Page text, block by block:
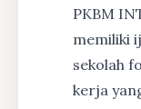
PKBM
memiliki
sekolah
kerja